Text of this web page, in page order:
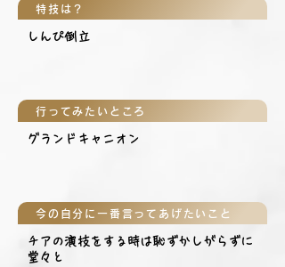
特技は？
しんぴ倒立
行ってみたいところ
グランドキャニオン
今の自分に一番言ってあげたいこと
チアの演技をする時は恥ずかしがらずに
堂々と